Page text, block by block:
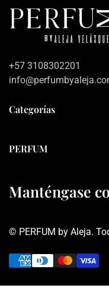
+57 3108302201
Categorías
Mujer
Sets
PERFUM
Contacto
Términos y condiciones
Manténgase
Obtén información
seremos Spam
© PERFUM by Aleja.